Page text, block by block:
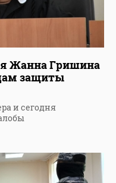
Жанна Гришина
защиты
и сегодня